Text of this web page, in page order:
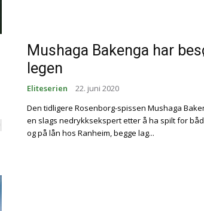
Mushaga Bakenga har
legen
Eliteserien 22. juni 2020
Den tidligere Rosenborg-spissen Mushaga
en slags nedrykksekspert etter å ha spilt for
og på lån hos Ranheim, begge lag...